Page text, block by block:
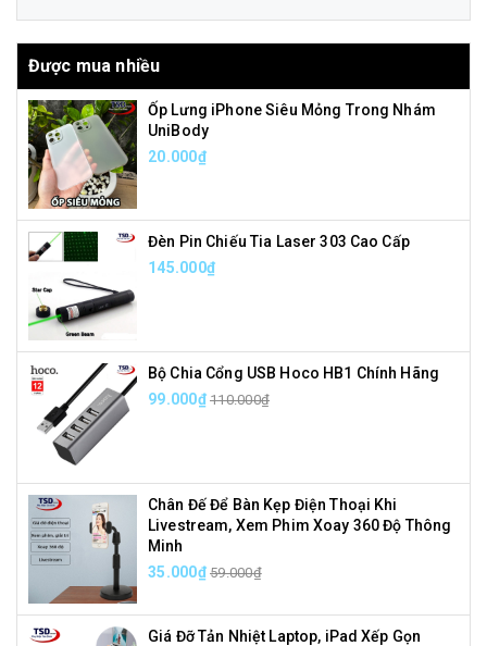
Được mua nhiều
Ốp Lưng iPhone Siêu Mỏng Trong Nhám
UniBody
20.000₫
Đèn Pin Chiếu Tia Laser 303 Cao Cấp
145.000₫
Bộ Chia Cổng USB Hoco HB1 Chính Hãng
99.000₫ 110.000₫
Chân Đế Để Bàn Kẹp Điện Thoại Khi
Livestream, Xem Phim Xoay 360 Độ Thông
Minh
35.000₫ 59.000₫
Giá Đỡ Tản Nhiệt Laptop, iPad Xếp Gọn